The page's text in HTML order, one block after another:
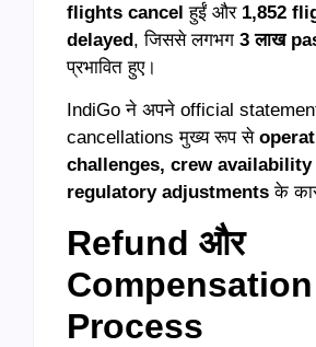
flights cancel हुईं और 1,852
delayed, जिससे लगभग 3 लाख
प्रभावित हुए।
IndiGo ने अपने official
cancellations मुख्य रूप से
challenges, crew
regulatory adjustments के
Refund और
Compensation
Process